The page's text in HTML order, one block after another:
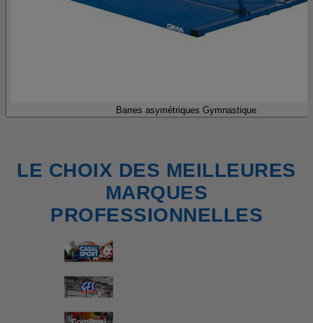
Barres asymétriques Gymnastique
LE CHOIX DES MEILLEURES
MARQUES
PROFESSIONNELLES